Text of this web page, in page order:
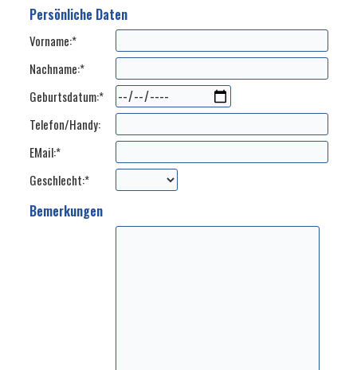
Persönliche Daten
Vorname:*
Nachname:*
Geburtsdatum:*
Telefon/Handy:
EMail:*
Geschlecht:*
Bemerkungen